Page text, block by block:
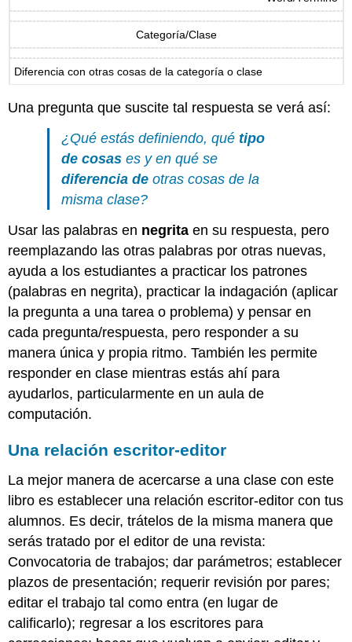
Categoría/Clase
Diferencia con otras cosas de la categoría o clase
Una pregunta que suscite tal respuesta se verá así:
¿Qué estás definiendo, quétipo
de cosas es y en qué se
diferencia de otras cosas de la
misma clase?
Usar las palabras en negrita en su respuesta, pero
reemplazando las otras palabras por otras nuevas,
ayuda a los estudiantes a practicar los patrones
(palabras en negrita), practicar la indagación (aplicar
la pregunta a una tarea o problema) y pensar en
cada pregunta/respuesta, pero responder a su
manera única y propia ritmo. También les permite
responder en clase mientras estás ahí para
ayudarlos, particularmente en un aula de
computación.
Una relación escritor-editor
La mejor manera de acercarse a una clase con este
libro es establecer una relación escritor-editor con tus
alumnos. Es decir, trátelos de la misma manera que
serás tratado por el editor de una revista:
Convocatoria de trabajos; dar parámetros; establecer
plazos de presentación; requerir revisión por pares;
editar el trabajo tal como entra (en lugar de
calificarlo); regresar a los escritores para